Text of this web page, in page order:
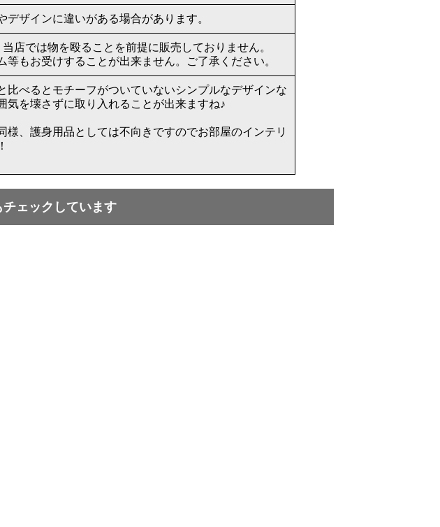
デザインに違いがある場合があります。
店では物を殴ることを前提に販売しておりません。
等もお受けすることが出来ません。ご了承ください。
比べるとモチーフがついていないシンプルなデザインな
気を壊さずに取り入れることが出来ますね♪
様、護身用品としては不向きですのでお部屋のインテリ
ェックしています